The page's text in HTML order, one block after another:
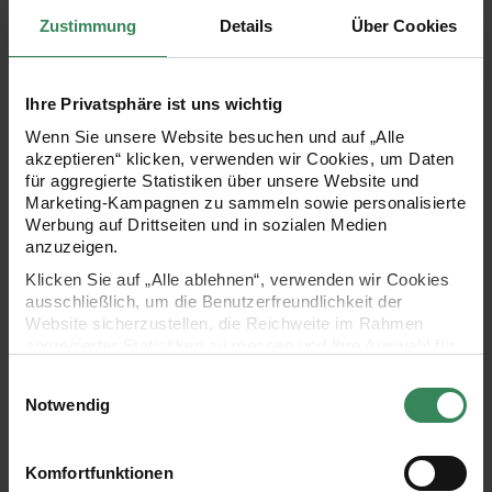
Zustimmung Details Über Cookies
Ihre Privatsphäre ist uns wichtig
Wenn Sie unsere Website besuchen und auf „Alle
akzeptieren“ klicken, verwenden wir Cookies, um Daten
für aggregierte Statistiken über unsere Website und
Marketing-Kampagnen zu sammeln sowie personalisierte
Werbung auf Drittseiten und in sozialen Medien
anzuzeigen.
Klicken Sie auf „Alle ablehnen“, verwenden wir Cookies
ausschließlich, um die Benutzerfreundlichkeit der
Website sicherzustellen, die Reichweite im Rahmen
Ihre Einwilligung ist freiwillig und kann jederzeit über den
Link „Cookie-Einstellungen“ im Fußbereich der Seite
verwendeten Technologien und den Empfängern der
Daten finden Sie in unserer Datenschutzerklärung.
Notwendig
Komfortfunktionen
Aufhänger Filzkugeln Stern Rot/Weiß
Hersteller:
Rico Design
Aufhänger Filzkugeln Stern
Rot/Weiß
7,99 €
Aufhänger Filzkugeln
Hersteller:
Rico Design
Aufhänger Filzkugeln
Zuckerstange Rot/Weiß
Aufhänger Filz-Hirsch mit Schal Aufhänger Filz-Hirsch Braun